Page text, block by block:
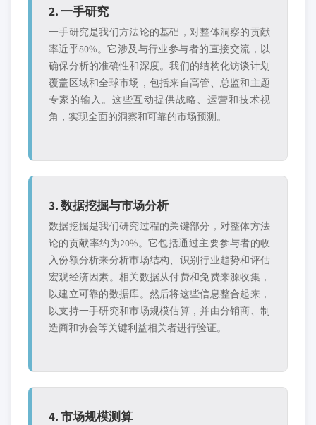
2. 一手研究
一手研究是我们方法论的基础，对整体洞察的贡献
率近乎80%。它涉及与行业参与者的直接交流，以
确保分析的准确性和深度。我们的结构化访谈计划
覆盖区域和全球市场，包括来自高管、总监和主题
专家的输入。这些互动提供战略、运营和技术视
角，实现全面的洞察和可靠的市场预测。
3. 数据挖掘与市场分析
数据挖掘是我们研究过程的关键部分，对整体方法
论的贡献率约为20%。它包括通过主要参与者的收
入份额分析来分析市场结构、识别行业趋势和评估
宏观经济因素。相关数据从付费和免费来源收集，
以建立可靠的数据库。然后将这些信息整合起来，
以支持一手研究和市场规模估算，并由分销商、制
造商和协会等关键利益相关者进行验证。
4. 市场规模测算